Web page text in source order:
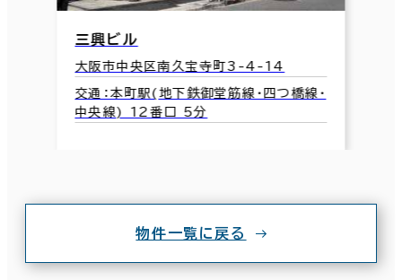
三興ビル
大阪市中央区南久宝寺町3-4-14
交通：本町駅(地下鉄御堂筋線･四つ橋線･
中央線) 12番口 5分
物件一覧に戻る